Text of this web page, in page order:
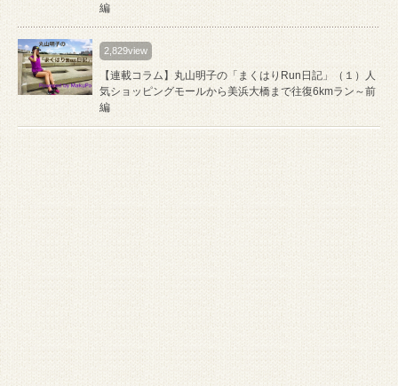
編
2,829view
【連載コラム】丸山明子の「まくはりRun日記」（１）人
気ショッピングモールから美浜大橋まで往復6kmラン～前
編